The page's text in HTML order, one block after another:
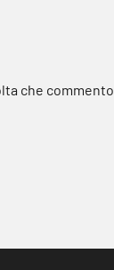
che commento.